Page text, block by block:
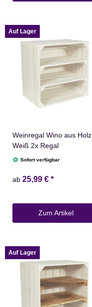
Auf Lager
Weinregal Wino aus Holz
Weiß 2x Regal
Sofort verfügbar
ab 25,99 € *
Zum Artikel
Auf Lager